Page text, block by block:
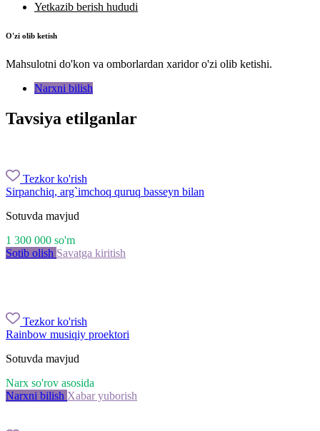
Yetkazib berish hududi
O'zi olib ketish
Mahsulotni do'kon va omborlardan xaridor o'zi olib ketishi.
Narxni bilish
Tavsiya etilganlar
Tezkor ko'rish
Sirpanchiq, arg`imchoq quruq basseyn bilan
Sotuvda mavjud
1 300 000 so'm
Sotib olish Savatga kiritish
Tezkor ko'rish
Rainbow musiqiy proektori
Sotuvda mavjud
Narx so'rov asosida
Narxni bilish Xabar yuborish